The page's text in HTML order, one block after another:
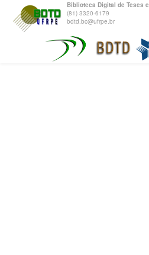
Biblioteca Digital de Teses
(81) 3320-6179
bdtd.bc@ufrpe.br